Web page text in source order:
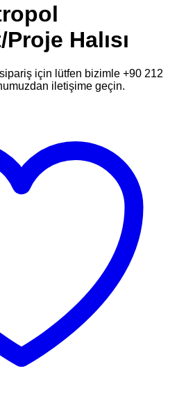
Halısı
için lütfen bizimle +90 212
iletişime geçin.